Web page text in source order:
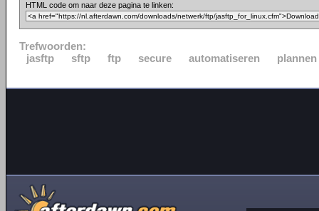
HTML code om naar deze pagina te linken:
Trefwoorden:
jasftp
sftp ftp secure automatiseren plannen